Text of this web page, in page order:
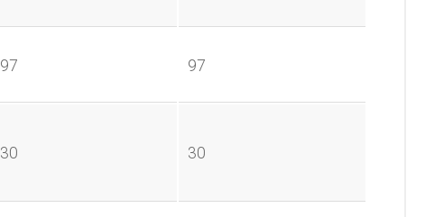
97 97
30 30